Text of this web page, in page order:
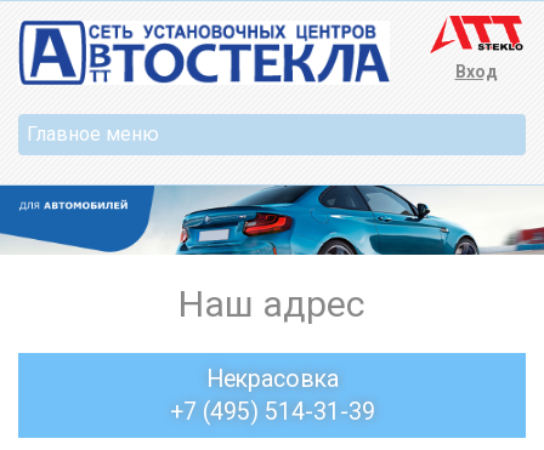
Вход
Наш адрес
Некрасовка
+7 (495) 514-31-39